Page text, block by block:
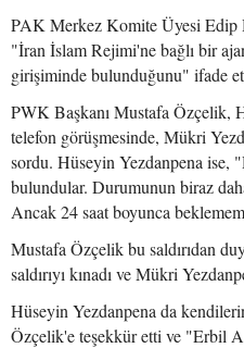
PAK Merkez Komite Üyesi Edip
"İran İslam Rejimi'ne bağlı bir
girişiminde bulunduğunu" ifade
PWK Başkanı Mustafa Özçelik,
telefon görüşmesinde, Mükri
sordu. Hüseyin Yezdanpena ise,
bulundular. Durumunun biraz
Ancak 24 saat boyunca
Mustafa Özçelik bu saldırıdan
saldırıyı kınadı ve Mükri
Hüseyin Yezdanpena da
Özçelik'e teşekkür etti ve "Erbil